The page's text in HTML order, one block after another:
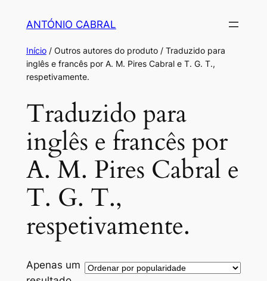
conteúdo
ANTÓNIO CABRAL
Início/ Outros autores do produto / Traduzido para
inglês e francês por A. M. Pires Cabral e T. G. T.,
respetivamente.
Traduzido para
inglês e francês por
A. M. Pires Cabral e
T. G. T.,
respetivamente.
Apenas um